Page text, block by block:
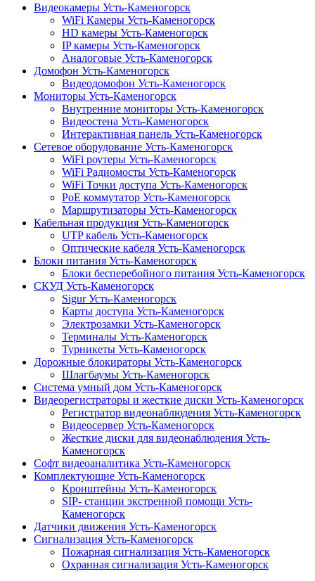
Видеокамеры Усть-Каменогорск
WiFi Камеры Усть-Каменогорск
HD камеры Усть-Каменогорск
IP камеры Усть-Каменогорск
Аналоговые Усть-Каменогорск
Домофон Усть-Каменогорск
Видеодомофон Усть-Каменогорск
Мониторы Усть-Каменогорск
Внутренние мониторы Усть-Каменогорск
Видеостена Усть-Каменогорск
Интерактивная панель Усть-Каменогорск
Сетевое оборудование Усть-Каменогорск
WiFi роутеры Усть-Каменогорск
WiFi Радиомосты Усть-Каменогорск
WiFi Точки доступа Усть-Каменогорск
PoE коммутатор Усть-Каменогорск
Маршрутизаторы Усть-Каменогорск
Кабельная продукция Усть-Каменогорск
UTP кабель Усть-Каменогорск
Оптические кабеля Усть-Каменогорск
Блоки питания Усть-Каменогорск
Блоки бесперебойного питания Усть-Каменогорск
СКУД Усть-Каменогорск
Sigur Усть-Каменогорск
Карты доступа Усть-Каменогорск
Электрозамки Усть-Каменогорск
Терминалы Усть-Каменогорск
Турникеты Усть-Каменогорск
Дорожные блокираторы Усть-Каменогорск
Шлагбаумы Усть-Каменогорск
Система умный дом Усть-Каменогорск
Видеорегистраторы и жесткие диски Усть-Каменогорск
Регистратор видеонаблюдения Усть-Каменогорск
Видеосервер Усть-Каменогорск
Жесткие диски для видеонаблюдения Усть-
Каменогорск
Софт видеоаналитика Усть-Каменогорск
Комплектующие Усть-Каменогорск
Кронштейны Усть-Каменогорск
SIP- станции экстренной помощи Усть-
Каменогорск
Датчики движения Усть-Каменогорск
Сигнализация Усть-Каменогорск
Пожарная сигнализация Усть-Каменогорск
Охранная сигнализация Усть-Каменогорск